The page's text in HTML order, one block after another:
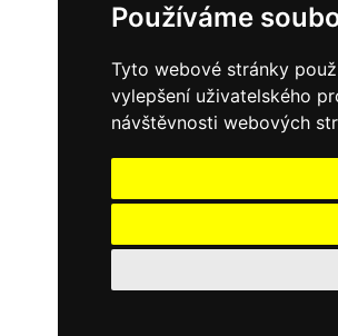
Používáme
Tyto webové stránky
vylepšení uživatelského
návštěvnosti webových